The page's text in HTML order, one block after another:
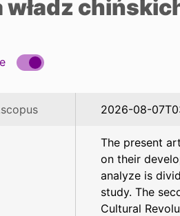
2026-08-
The present
on their
analyze is
study. The
Cultural